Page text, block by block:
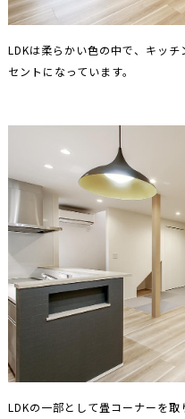
LDKは柔らかい色の中で、キッ
セントになっています。
LDKの一部として畳コーナーを